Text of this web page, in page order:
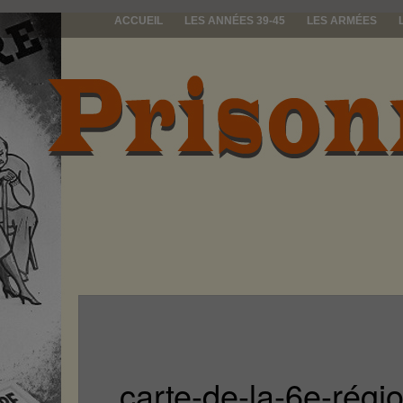
ACCUEIL LES ANNÉES 39-45 LES ARMÉES
prisonniers